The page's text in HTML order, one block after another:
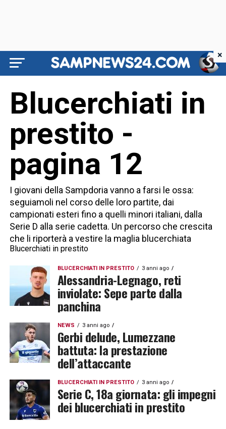
Blucerchiati in
prestito -
pagina 12
I giovani della Sampdoria vanno a farsi le ossa:
seguiamoli nel corso delle loro partite, dai
campionati esteri fino a quelli minori italiani, dalla
Serie D alla serie cadetta. Un percorso che crescita
che li riporterà a vestire la maglia blucerchiata
Blucerchiati in prestito
BLUCERCHIATI IN PRESTITO 3 anni ago
Alessandria-Legnago, reti
inviolate: Sepe parte dalla
panchina
NEWS 3 anni ago
Gerbi delude, Lumezzane
battuta: la prestazione
dell’attaccante
BLUCERCHIATI IN PRESTITO 3 anni ago
Serie C, 18a giornata: gli impegni
dei blucerchiati in prestito
×